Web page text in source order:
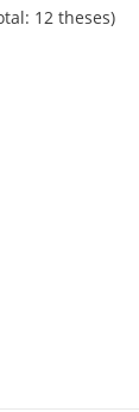
12 theses)